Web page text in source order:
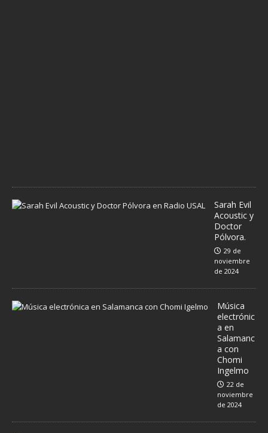
Sarah Evil
Acoustic y
Doctor
Pólvora.
29 de
noviembre
de 2024
Música
electrónic
a en
Salamanc
a con
Chomi
Ingelmo
22 de
noviembre
de 2024